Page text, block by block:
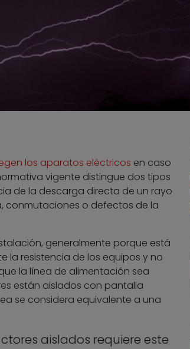
los aparatos eléctricos en caso
vigente distingue dos tipos
de la descarga directa de un rayo
conmutaciones o defectos de la
generalmente porque está
la resistencia de los equipos y no
la línea de alimentación sea
están aislados con pantalla
se considera equivalente a una
aislados requiere este